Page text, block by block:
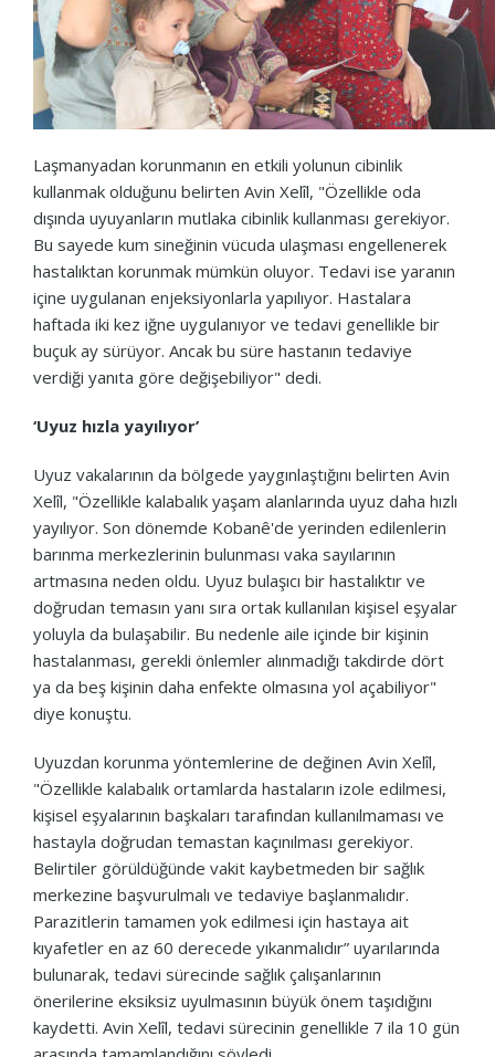
Laşmanyadan korunmanın en etkili yolunun cibinlik
kullanmak olduğunu belirten Avin Xelîl, "Özellikle oda
dışında uyuyanların mutlaka cibinlik kullanması gerekiyor.
Bu sayede kum sineğinin vücuda ulaşması engellenerek
hastalıktan korunmak mümkün oluyor. Tedavi ise yaranın
içine uygulanan enjeksiyonlarla yapılıyor. Hastalara
haftada iki kez iğne uygulanıyor ve tedavi genellikle bir
buçuk ay sürüyor. Ancak bu süre hastanın tedaviye
verdiği yanıta göre değişebiliyor" dedi.
‘Uyuz hızla yayılıyor’
Uyuz vakalarının da bölgede yaygınlaştığını belirten Avin
Xelîl, "Özellikle kalabalık yaşam alanlarında uyuz daha hızlı
yayılıyor. Son dönemde Kobanê'de yerinden edilenlerin
barınma merkezlerinin bulunması vaka sayılarının
artmasına neden oldu. Uyuz bulaşıcı bir hastalıktır ve
doğrudan temasın yanı sıra ortak kullanılan kişisel eşyalar
yoluyla da bulaşabilir. Bu nedenle aile içinde bir kişinin
hastalanması, gerekli önlemler alınmadığı takdirde dört
ya da beş kişinin daha enfekte olmasına yol açabiliyor"
diye konuştu.
Uyuzdan korunma yöntemlerine de değinen Avin Xelîl,
"Özellikle kalabalık ortamlarda hastaların izole edilmesi,
kişisel eşyalarının başkaları tarafından kullanılmaması ve
hastayla doğrudan temastan kaçınılması gerekiyor.
Belirtiler görüldüğünde vakit kaybetmeden bir sağlık
merkezine başvurulmalı ve tedaviye başlanmalıdır.
Parazitlerin tamamen yok edilmesi için hastaya ait
kıyafetler en az 60 derecede yıkanmalıdır” uyarılarında
bulunarak, tedavi sürecinde sağlık çalışanlarının
önerilerine eksiksiz uyulmasının büyük önem taşıdığını
kaydetti. Avin Xelîl, tedavi sürecinin genellikle 7 ila 10 gün